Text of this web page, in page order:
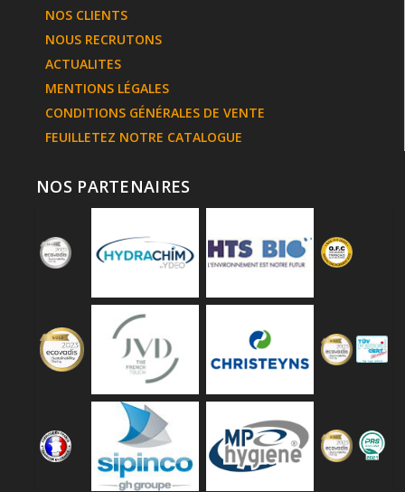
NOS CLIENTS
NOUS RECRUTONS
ACTUALITES
MENTIONS LÉGALES
CONDITIONS GÉNÉRALES DE VENTE
FEUILLETEZ NOTRE CATALOGUE
NOS PARTENAIRES